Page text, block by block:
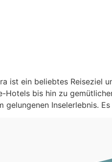
ist ein beliebtes Reiseziel
Hotels bis hin zu
Inselerlebnis.